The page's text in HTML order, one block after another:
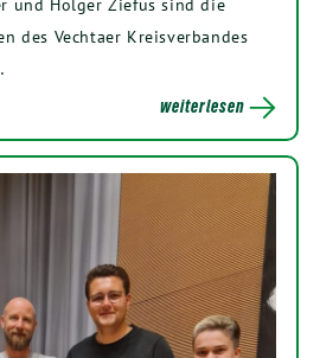
und Holger Ziefus sind die
des Vechtaer Kreisverbandes
weiterlesen